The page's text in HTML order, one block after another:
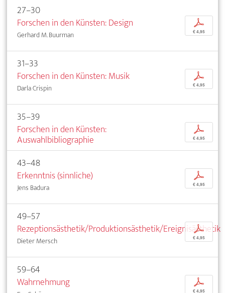
27–30
Forschen in den Künsten: Design
Gerhard M. Buurman
p
€ 4,95
31–33
Forschen in den Künsten: Musik
Darla Crispin
p
€ 4,95
35–39
Forschen in den Künsten:
Auswahlbibliographie
p
€ 4,95
43–48
Erkenntnis (sinnliche)
Jens Badura
p
€ 4,95
49–57
Rezeptionsästhetik/Produktionsästhetik/Ereignisästhetik
Dieter Mersch
p
€ 4,95
59–64
Wahrnehmung
p
€ 4,95